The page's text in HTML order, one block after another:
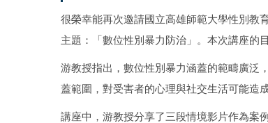
很榮幸能再次邀請國立高雄師範大學性別教
主題：「數位性別暴力防治」。本次講座的
游教授指出，數位性別暴力涵蓋的範疇廣泛
蓋範圍，對受害者的心理與社交生活可能造
講座中，游教授分享了三段情境影片作為案